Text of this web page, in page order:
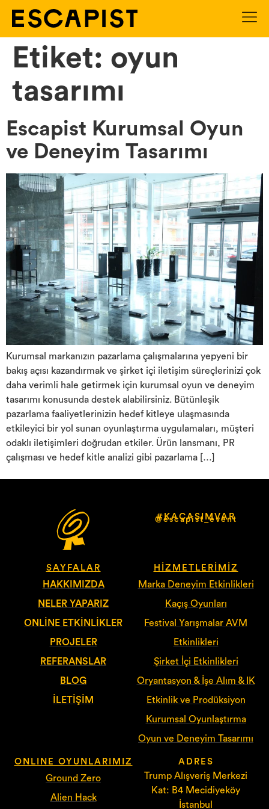
Etiket: oyun
tasarımı
Escapist Kurumsal Oyun
ve Deneyim Tasarımı
Kurumsal markanızın pazarlama çalışmalarına yepyeni bir
bakış açısı kazandırmak ve şirket içi iletişim süreçlerinizi çok
daha verimli hale getirmek için kurumsal oyun ve deneyim
tasarımı konusunda destek alabilirsiniz. Bütünleşik
pazarlama faaliyetlerinizin hedef kitleye ulaşmasında
etkileyici bir yol sunan oyunlaştırma uygulamaları, müşteri
odaklı iletişimleri doğrudan etkiler. Ürün lansmanı, PR
çalışması ve hedef kitle analizi gibi pazarlama […]
#KAÇASIMVAR
@escapist_event
SAYFALAR
HAKKIMIZDA
NELER YAPARIZ
ONLINE ETKINLIKLER
PROJELER
REFERANSLAR
BLOG
İLETIŞIM
HIZMETLERIMIZ
Marka Deneyim Etkinlikleri
Kaçış Oyunları
Festival Yarışmalar AVM
Etkinlikleri
Şirket İçi Etkinlikleri
Oryantasyon & İşe Alım & IK
Etkinlik ve Prodüksiyon
Kurumsal Oyunlaştırma
Oyun ve Deneyim Tasarımı
ONLINE OYUNLARIMIZ
Ground Zero
Alien Hack
ADRES
Trump Alışveriş Merkezi
Kat: B4 Mecidiyeköy
İstanbul